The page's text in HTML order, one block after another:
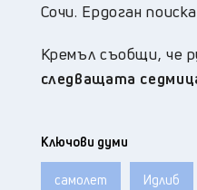
Сочи. Ердоган
Кремъл съобщи, че
следващата
Ключови думи
самолет Идлиб